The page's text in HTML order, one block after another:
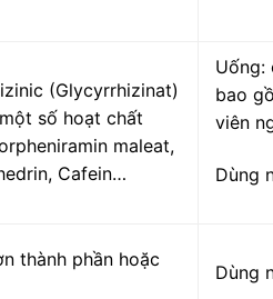
(Glycyrrhizinat)
số hoạt chất
maleat,
Cafein…
Uống:
bao
viên
Dùng
thành phần hoặc
Dùng